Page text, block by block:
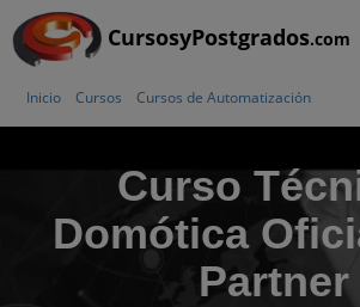
CursosyPostgrados.com
Inicio Cursos Cursos de Automatización
Curso
Domótica
Partner